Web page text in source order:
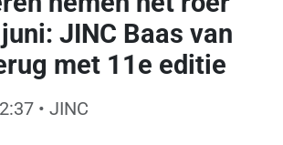
JINC Baas van
met 11e editie
• JINC